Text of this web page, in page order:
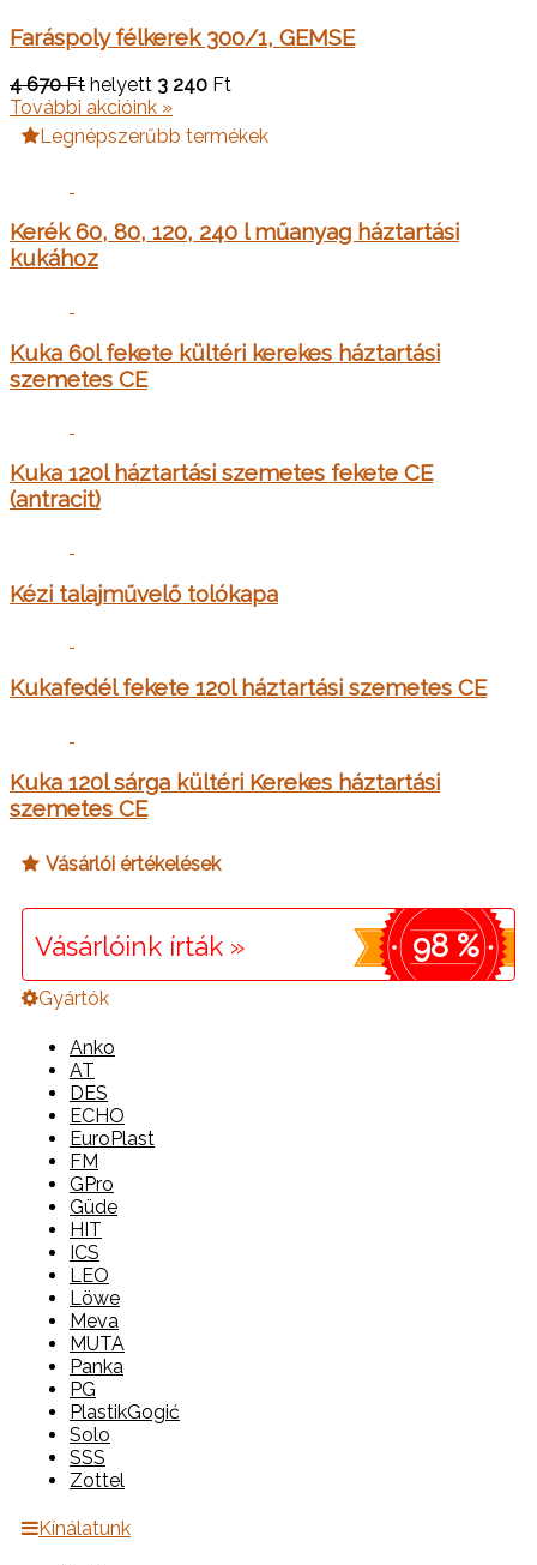
Faráspoly félkerek 300/1, GEMSE
4 670 Ft helyett 3 240 Ft
További akcióink »
Legnépszerűbb termékek
Kerék 60, 80, 120, 240 l műanyag háztartási
kukához
Kuka 60l fekete kültéri kerekes háztartási
szemetes CE
Kuka 120l háztartási szemetes fekete CE
(antracit)
Kézi talajművelő tolókapa
Kukafedél fekete 120l háztartási szemetes CE
Kuka 120l sárga kültéri Kerekes háztartási
szemetes CE
Vásárlói értékelések
Vásárlóink írták » 98 %
Gyártók
Anko
AT
DES
ECHO
EuroPlast
FM
GPro
Güde
HIT
ICS
LEO
Löwe
Meva
MUTA
Panka
PG
PlastikGogić
Solo
SSS
Zottel
Kínálatunk